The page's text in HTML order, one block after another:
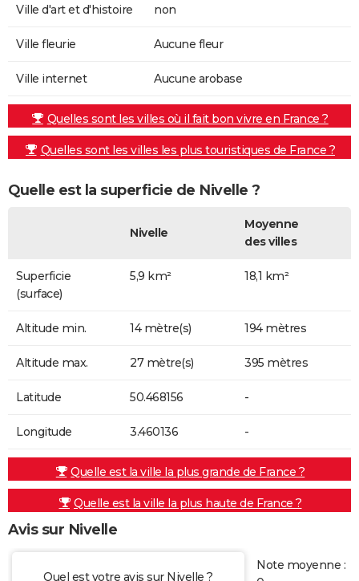
Ville d'art et d'histoire non
Ville fleurie Aucune fleur
Ville internet Aucune arobase
Quelles sont les villes où il fait bon vivre en France ?
Quelles sont les villes les plus touristiques de France ?
Quelle est la superficie de Nivelle ?
Nivelle
Moyenne
des villes
Superficie
(surface)
5,9 km² 18,1 km²
Altitude min. 14 mètre(s) 194 mètres
Altitude max. 27 mètre(s) 395 mètres
Latitude 50.468156 -
Longitude 3.460136 -
Quelle est la ville la plus grande de France ?
Quelle est la ville la plus haute de France ?
Avis sur Nivelle
Quel est votre avis sur Nivelle ?
Note moyenne :